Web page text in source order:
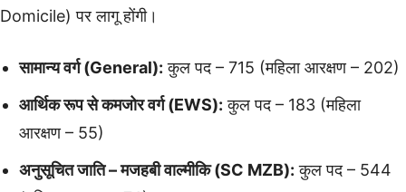
Domicile) पर लागू होंगी।
सामान्य वर्ग (General): कुल पद – 715 (महिला आरक्षण – 202)
आर्थिक रूप से कमजोर वर्ग (EWS): कुल पद – 183 (महिला
आरक्षण – 55)
अनुसूचित जाति – मजहबी वाल्मीकि (SC MZB): कुल पद – 544